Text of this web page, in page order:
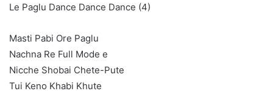
Le Paglu Dance Dance Dance (4)
Masti Pabi Ore Paglu
Nachna Re Full Mode e
Nicche Shobai Chete-Pute
Tui Keno Khabi Khute